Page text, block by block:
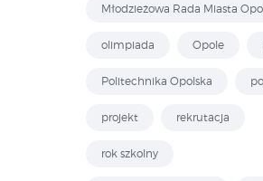
Młodzieżowa Rada Miasta
olimpiada Opole
Politechnika Opolska
projekt rekrutacja
rok szkolny